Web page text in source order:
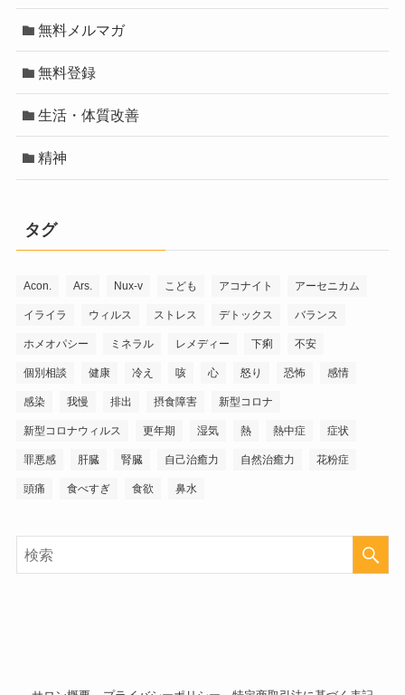
無料メルマガ
無料登録
生活・体質改善
精神
タグ
Acon. Ars. Nux-v こども アコナイト アーセニカム
イライラ ウィルス ストレス デトックス バランス
ホメオパシー ミネラル レメディー 下痢 不安
個別相談 健康 冷え 咳 心 怒り 恐怖 感情
感染 我慢 排出 摂食障害 新型コロナ
新型コロナウィルス 更年期 湿気 熱 熱中症 症状
罪悪感 肝臓 腎臓 自己治癒力 自然治癒力 花粉症
頭痛 食べすぎ 食欲 鼻水